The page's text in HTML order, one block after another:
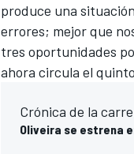
MÁS CATEGORÍAS
produce una
errores; mejor que
tres oportunidades
ahora circula el
Crónica de la
Oliveira se estrena